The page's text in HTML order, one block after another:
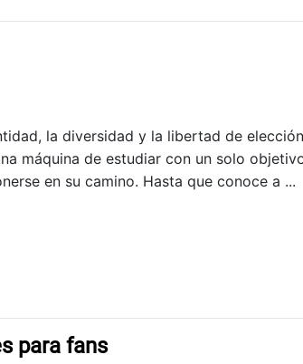
la diversidad y la libertad de
máquina de estudiar con un solo
en su camino. Hasta que conoce a ...
para fans